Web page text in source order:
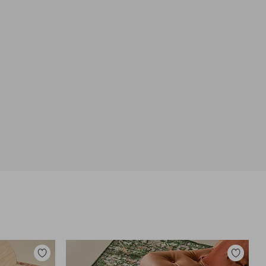
Dodaj
Dodaj